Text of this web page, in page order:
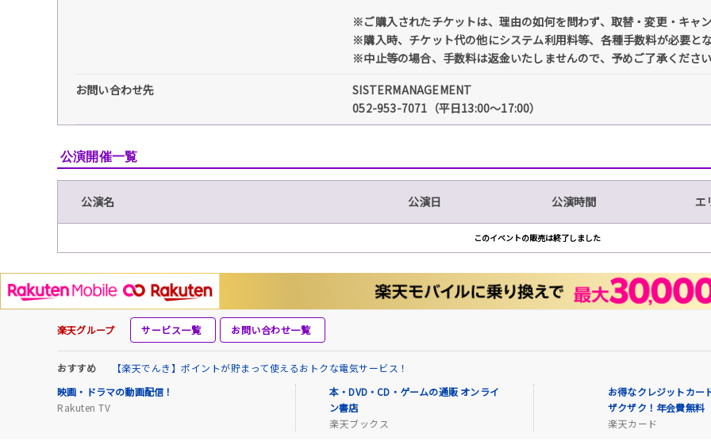
※ご購入されたチケットは、理由の如何を問わず、取替・変更・キャ
※購入時、チケット代の他にシステム利用料等、各種手数料が必要とな
※中止等の場合、手数料は返金いたしませんので、予めご了承ください
お問い合わせ先
SISTERMANAGEMENT
052-953-7071（平日13:00～17:00）
公演開催一覧
公演名 公演日 公演時間 エ
このイベントの販売は終了しました
楽天グループ サービス一覧 お問い合わせ一覧
おすすめ
【楽天でんき】ポイントが貯まって使えるおトクな電気サービス！
映画・ドラマの動画配信！
Rakuten TV
本・DVD・CD・ゲームの通販 オンライ
ン書店
楽天ブックス
お得なクレジットカー
ザクザク！年会費無料
楽天カード